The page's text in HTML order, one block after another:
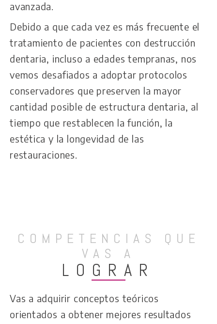
avanzada.
Debido a que cada vez es más frecuente el
tratamiento de pacientes con destrucción
dentaria, incluso a edades tempranas, nos
vemos desafiados a adoptar protocolos
conservadores que preserven la mayor
cantidad posible de estructura dentaria, al
tiempo que restablecen la función, la
estética y la longevidad de las
restauraciones.
COMPETENCIAS QUE
VAS A
LOGRAR
Vas a adquirir conceptos teóricos
orientados a obtener mejores resultados